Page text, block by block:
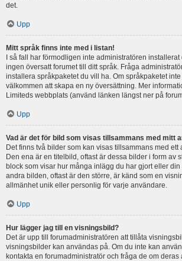
det.
Upp
Mitt språk finns inte med i listan!
I så fall har förmodligen inte administratören
ingen översatt forumet till ditt språk. Fråga
installera språkpaketet du vill ha. Om språkpaketet
välkommen att skapa en ny översättning. Mer
Limiteds webbplats (använd länken längst ner på
Upp
Vad är det för bild som visas tillsammans med mitt
Det finns två bilder som kan visas tillsammans med
Den ena är en titelbild, oftast är dessa bilder i form av
block som visar hur många inlägg du har gjort eller din
andra bilden, oftast är den större, är känd som en
allmänhet unik eller personlig för varje användare.
Upp
Hur lägger jag till en visningsbild?
Det är upp till forumadministratören att tillåta
visningsbilder kan användas på. Om du inte kan
kontakta en forumadministratör och fråga de om